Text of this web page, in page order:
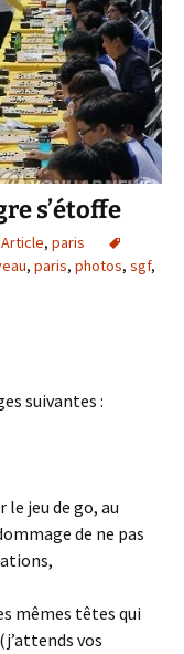
s’étoffe
Article, paris
, paris, photos, sgf,
suivantes :
le jeu de go, au
de ne pas
mêmes têtes qui
vos